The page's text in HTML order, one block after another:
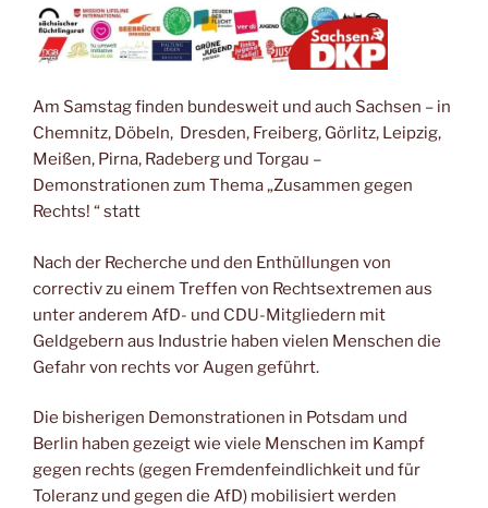
Am Samstag finden bundesweit und auch Sachsen – in
Chemnitz, Döbeln, Dresden, Freiberg, Görlitz, Leipzig,
Meißen, Pirna, Radeberg und Torgau –
Demonstrationen zum Thema „Zusammen gegen
Rechts! “ statt
Nach der Recherche und den Enthüllungen von
correctiv zu einem Treffen von Rechtsextremen aus
unter anderem AfD- und CDU-Mitgliedern mit
Geldgebern aus Industrie haben vielen Menschen die
Gefahr von rechts vor Augen geführt.
Die bisherigen Demonstrationen in Potsdam und
Berlin haben gezeigt wie viele Menschen im Kampf
gegen rechts (gegen Fremdenfeindlichkeit und für
Toleranz und gegen die AfD) mobilisiert werden